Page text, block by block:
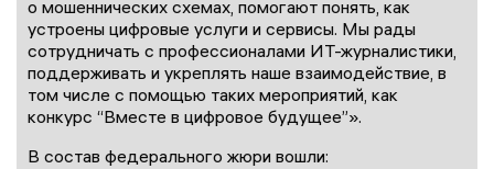
о мошеннических схемах, помогают понять, как
устроены цифровые услуги и сервисы. Мы рады
сотрудничать с профессионалами ИТ-журналистики,
поддерживать и укреплять наше взаимодействие, в
том числе с помощью таких мероприятий, как
конкурс “Вместе в цифровое будущее”».
В состав федерального жюри вошли: